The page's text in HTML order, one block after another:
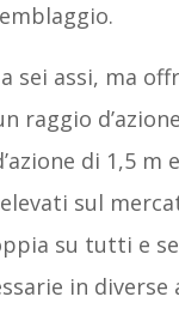
sei assi, ma
raggio
di 1,5
sul
su tutti e
in